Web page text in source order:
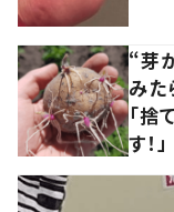
“芽
み
「捨
す！」